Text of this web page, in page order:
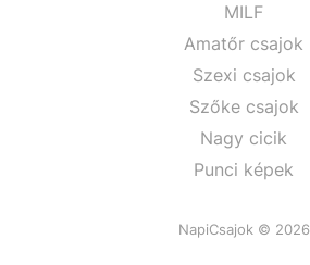
MILF
Amatőr csajok
Szexi csajok
Szőke csajok
Nagy cicik
Punci képek
NapiCsajok © 2026